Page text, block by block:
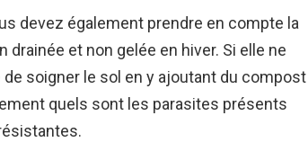
devez également prendre en compte la
drainée et non gelée en hiver. Si elle ne
soigner le sol en y ajoutant du compost
quels sont les parasites présents